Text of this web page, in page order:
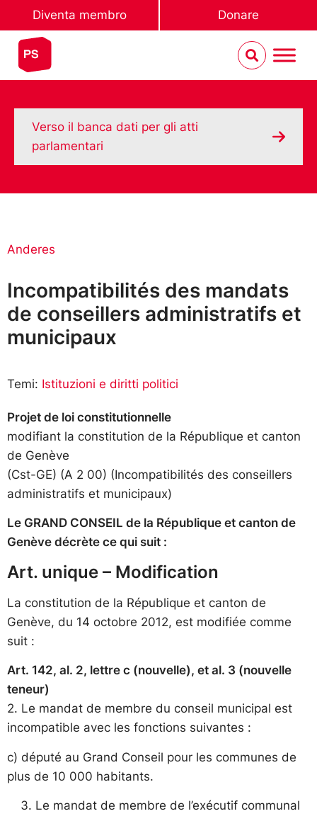
Diventa membro Donare
Verso il banca dati per gli atti
parlamentari
Anderes
Incompatibilités des mandats
de conseillers administratifs et
municipaux
Temi: Istituzioni e diritti politici
Projet de loi constitutionnelle
modifiant la constitution de la République et canton
de Genève
(Cst-GE) (A 2 00) (Incompatibilités des conseillers
administratifs et municipaux)
Le GRAND CONSEIL de la République et canton de
Genève décrète ce qui suit :
Art. unique – Modification
La constitution de la République et canton de
Genève, du 14 octobre 2012, est modifiée comme
suit :
Art. 142, al. 2, lettre c (nouvelle), et al. 3 (nouvelle
teneur)
2. Le mandat de membre du conseil municipal est
incompatible avec les fonctions suivantes :
c) député au Grand Conseil pour les communes de
plus de 10 000 habitants.
Le mandat de membre de l’exécutif communal